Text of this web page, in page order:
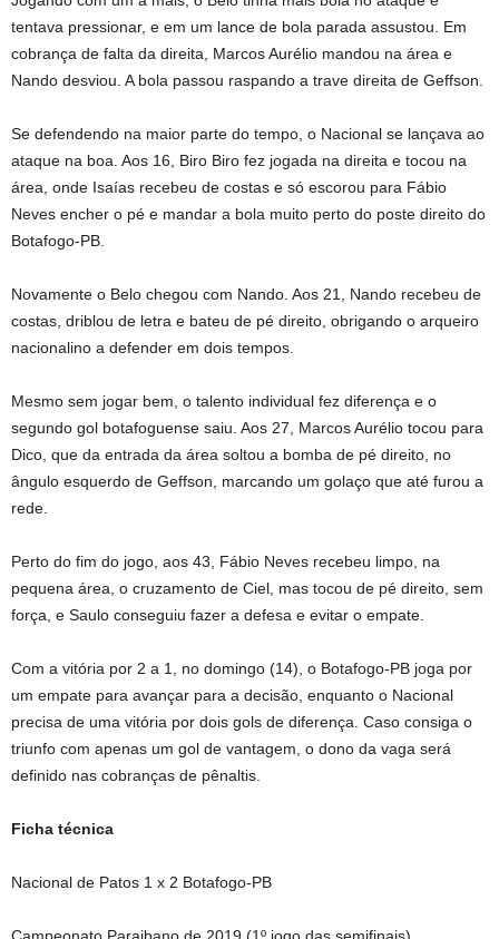
tentava pressionar, e em um lance de bola parada assustou. Em
cobrança de falta da direita, Marcos Aurélio mandou na área e
Nando desviou. A bola passou raspando a trave direita de Geffson.
Se defendendo na maior parte do tempo, o Nacional se lançava ao
ataque na boa. Aos 16, Biro Biro fez jogada na direita e tocou na
área, onde Isaías recebeu de costas e só escorou para Fábio
Neves encher o pé e mandar a bola muito perto do poste direito do
Botafogo-PB.
Novamente o Belo chegou com Nando. Aos 21, Nando recebeu de
costas, driblou de letra e bateu de pé direito, obrigando o arqueiro
nacionalino a defender em dois tempos.
Mesmo sem jogar bem, o talento individual fez diferença e o
segundo gol botafoguense saiu. Aos 27, Marcos Aurélio tocou para
Dico, que da entrada da área soltou a bomba de pé direito, no
ângulo esquerdo de Geffson, marcando um golaço que até furou a
rede.
Perto do fim do jogo, aos 43, Fábio Neves recebeu limpo, na
pequena área, o cruzamento de Ciel, mas tocou de pé direito, sem
força, e Saulo conseguiu fazer a defesa e evitar o empate.
Com a vitória por 2 a 1, no domingo (14), o Botafogo-PB joga por
um empate para avançar para a decisão, enquanto o Nacional
precisa de uma vitória por dois gols de diferença. Caso consiga o
triunfo com apenas um gol de vantagem, o dono da vaga será
definido nas cobranças de pênaltis.
Ficha técnica
Nacional de Patos 1 x 2 Botafogo-PB
Campeonato Paraibano de 2019 (1º jogo das semifinais)